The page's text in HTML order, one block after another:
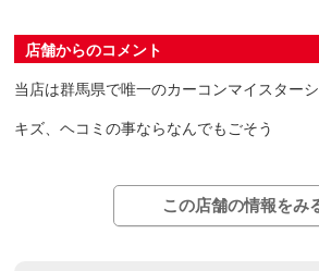
店舗からのコメント
当店は群馬県で唯一のカーコンマイスター
キズ、ヘコミの事ならなんでもごそう
この店舗の情報をみ